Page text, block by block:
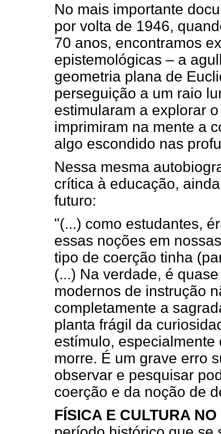
No mais importante
por volta de 1946,
70 anos, encontramos
epistemológicas – a
geometria plana de
perseguição a um raio
estimularam a explorar
imprimiram na mente a
algo escondido nas
Nessa mesma
crítica à educação,
futuro:
"(...) como estudantes,
essas noções em
tipo de coerção tinha
(...) Na verdade, é
modernos de instrução
completamente a
planta frágil da
estímulo,
morre. É um grave erro
observar e pesquisar
coerção e da noção de
FÍSICA E CULTURA